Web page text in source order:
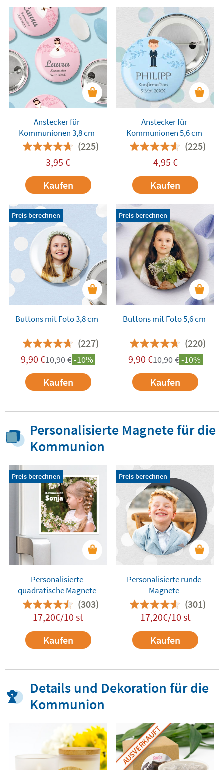
Anstecker für
Kommunionen 3,8 cm
(225)
3,95 €
Kaufen
Anstecker für
Kommunionen 5,6 cm
(225)
4,95 €
Kaufen
Preis berechnen
Buttons mit Foto 3,8 cm
(227)
9,90 €10,90€-10%
Kaufen
Preis berechnen
Buttons mit Foto 5,6 cm
(220)
9,90 €10,90€-10%
Kaufen
Personalisierte Magnete für die
Kommunion
Preis berechnen
Personalisierte
quadratische Magnete
(303)
17,20€/10 st
Kaufen
Preis berechnen
Personalisierte runde
Magnete
(301)
17,20€/10 st
Kaufen
Details und Dekoration für die
Kommunion
AUSVERKAUFT